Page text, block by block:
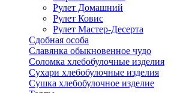
Рулет Домашний
Рулет Ковис
Рулет Мастер-Десерта
Сдобная особа
Славянка обыкновенное чудо
Соломка хлебобулочные изделия
Сухари хлебобулочные изделия
Сушка хлебобулочное изделие